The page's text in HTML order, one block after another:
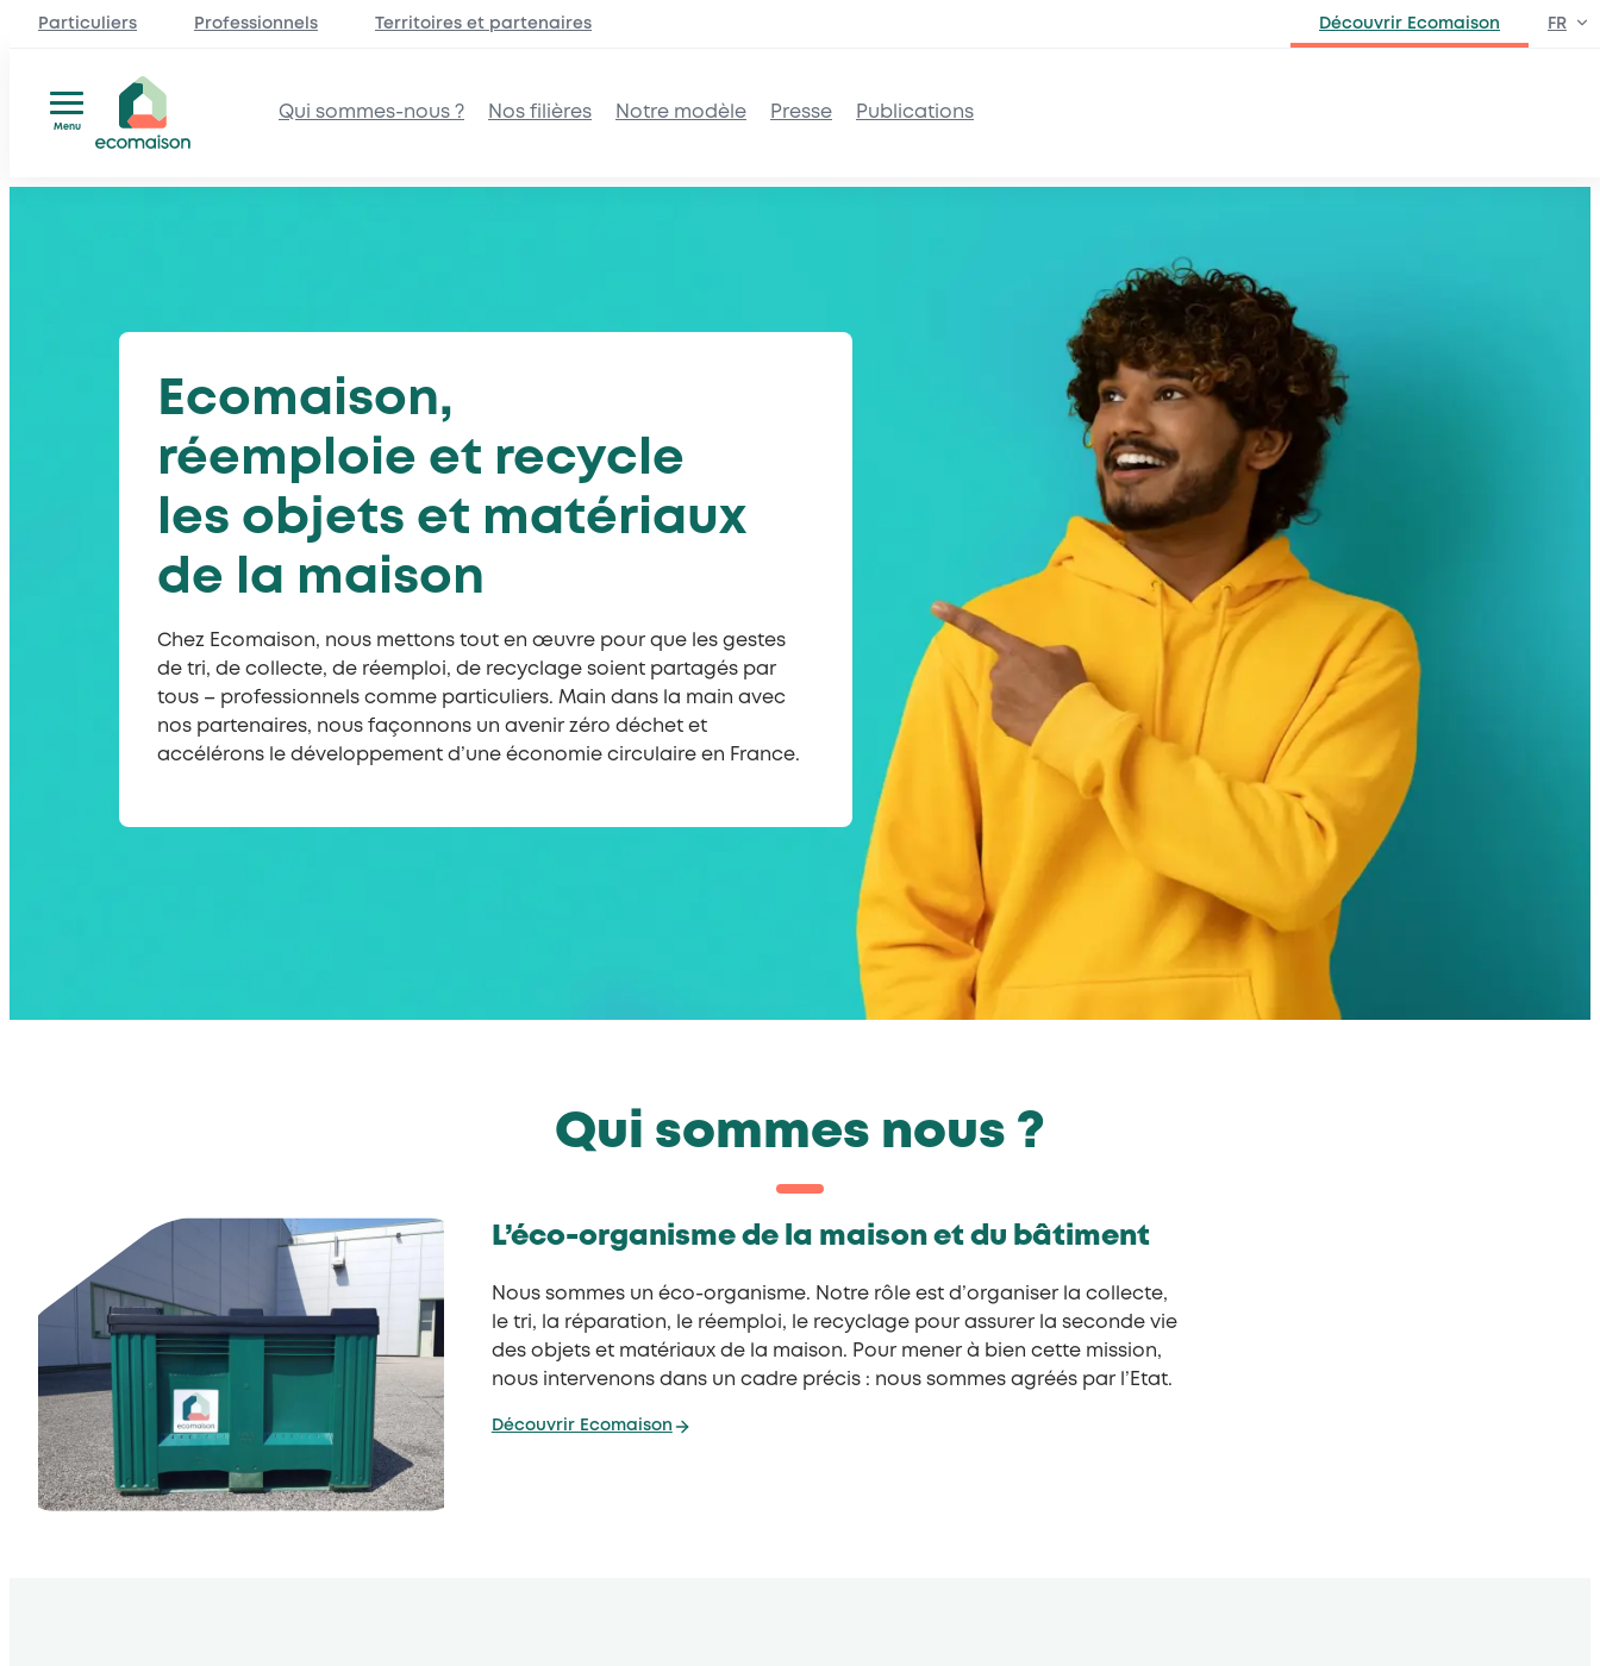
Particuliers Professionnels Territoires et partenaires Découvrir Ecomaison FR
Menu
Qui sommes-nous ? Nos filières Notre modèle Presse Publications
Ecomaison,
réemploie et recycle
les objets et matériaux
de la maison
Chez Ecomaison, nous mettons tout en œuvre pour que les gestes
de tri, de collecte, de réemploi, de recyclage soient partagés par
tous – professionnels comme particuliers. Main dans la main avec
nos partenaires, nous façonnons un avenir zéro déchet et
accélérons le développement d’une économie circulaire en France.
Qui sommes nous ?
L’éco-organisme de la maison et du bâtiment
Nous sommes un éco-organisme. Notre rôle est d’organiser la collecte,
le tri, la réparation, le réemploi, le recyclage pour assurer la seconde vie
des objets et matériaux de la maison. Pour mener à bien cette mission,
nous intervenons dans un cadre précis : nous sommes agréés par l’Etat.
Découvrir Ecomaison